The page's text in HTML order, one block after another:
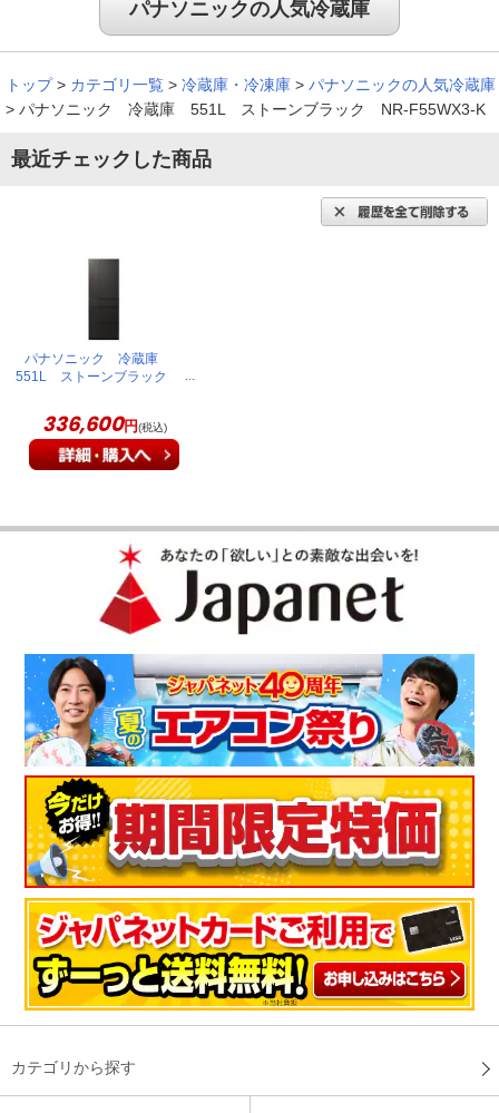
パナソニックの人気冷蔵庫
トップ > カテゴリ一覧 > 冷蔵庫・冷凍庫 > パナソニックの人気冷蔵庫
> パナソニック 冷蔵庫 551L ストーンブラック NR-F55WX3-K
最近チェックした商品
パナソニック 冷蔵庫
551L ストーンブラック
336,600円(税込)
カテゴリから探す